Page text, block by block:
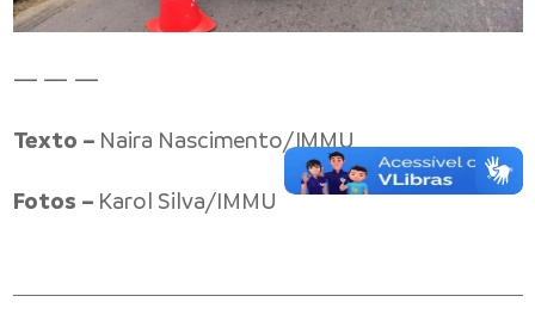
— — —
Texto – Naira Nascimento/IMMU
Fotos – Karol Silva/IMMU